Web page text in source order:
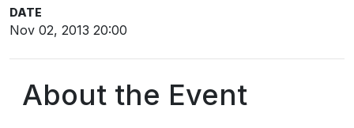
DATE
Nov 02, 2013 20:00
About the Event